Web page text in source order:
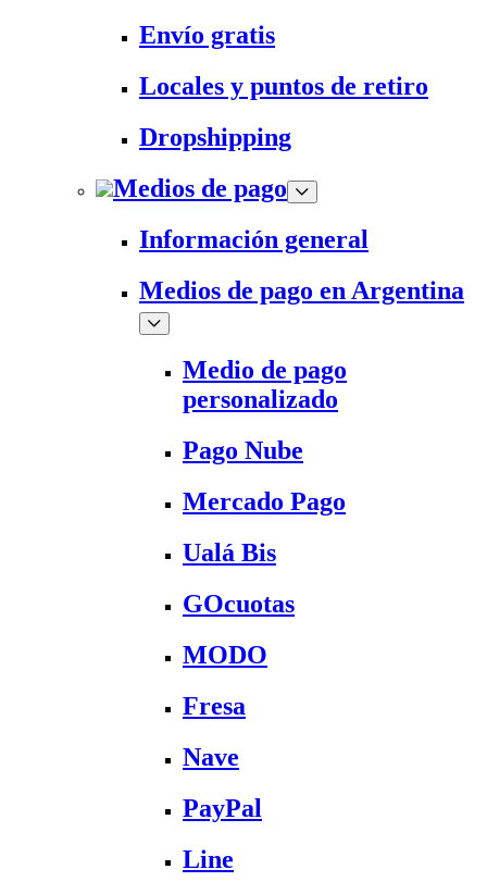
Envío gratis
Locales y puntos de retiro
Dropshipping
Medios de pago
Información general
Medios de pago en Argentina
Medio de pago
personalizado
Pago Nube
Mercado Pago
Ualá Bis
GOcuotas
MODO
Fresa
Nave
PayPal
Line